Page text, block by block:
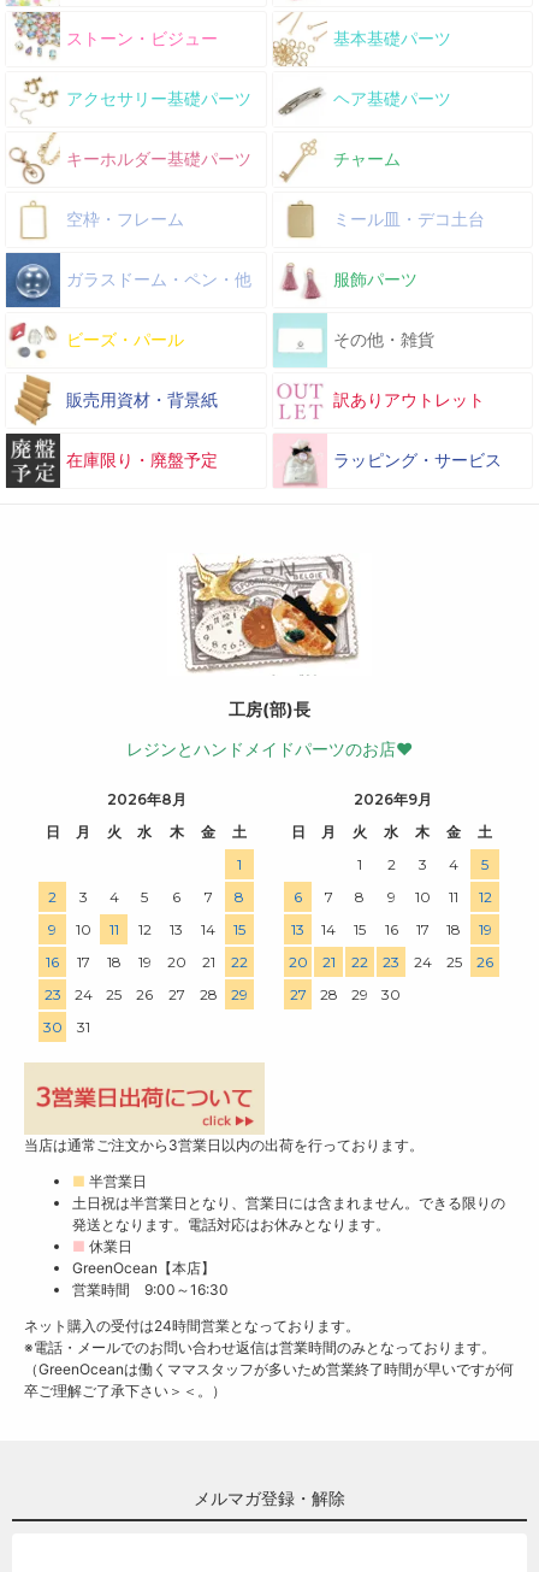
ストーン・ビジュー 基本基礎パーツ
アクセサリー基礎パーツ ヘア基礎パーツ
キーホルダー基礎パーツ チャーム
空枠・フレーム ミール皿・デコ土台
ガラスドーム・ペン・他 服飾パーツ
ビーズ・パール その他・雑貨
販売用資材・背景紙 訳ありアウトレット
在庫限り・廃盤予定 ラッピング・サービス
工房(部)長
レジンとハンドメイドパーツのお店♥
2026年8月
日
月 火 水 木 金
土
1
2
3 4 5 6 7
8
9
10 11 12 13 14
15
16
17 18 19 20 21
22
23
24 25 26 27 28
29
30
31
2026年9月
日
月 火 水 木 金
土
1
2 3 4
5
6
7 8 9 10 11
12
13
14 15 16 17 18
19
20
21 22 23 24 25
26
27
28 29 30
当店は通常ご注文から3営業日以内の出荷を行っております。
■ 半営業日
土日祝は半営業日となり、営業日には含まれません。できる限りの
発送となります。電話対応はお休みとなります。
■ 休業日
GreenOcean【本店】
営業時間 9:00～16:30
ネット購入の受付は24時間営業となっております。
※電話・メールでのお問い合わせ返信は営業時間のみとなっております。
（GreenOceanは働くママスタッフが多いため営業終了時間が早いですが何
卒ご理解ご了承下さい＞＜。）
メルマガ登録・解除